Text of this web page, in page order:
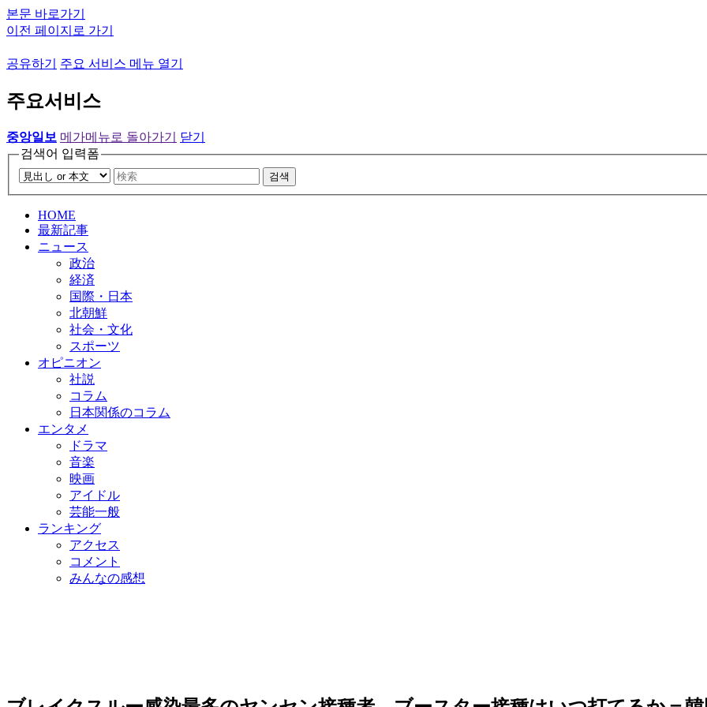
본문 바로가기
이전 페이지로 가기
공유하기 주요 서비스 메뉴 열기
주요서비스
중앙일보 메가메뉴로 돌아가기
닫기
검색어 입력폼
검색
HOME
最新記事
ニュース
政治
経済
国際・日本
北朝鮮
社会・文化
スポーツ
オピニオン
社説
コラム
日本関係のコラム
エンタメ
ドラマ
音楽
映画
アイドル
芸能一般
ランキング
アクセス
コメント
みんなの感想